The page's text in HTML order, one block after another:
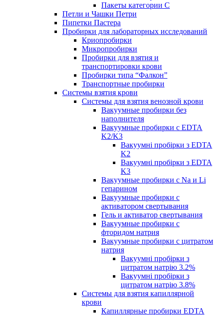
Пакеты категории C
Петли и Чашки Петри
Пипетки Пастера
Пробирки для лабораторных исследований
Криопробирки
Микропробирки
Пробирки для взятия и
транспортировки крови
Пробирки типа “Фалкон”
Транспортные пробирки
Системы взятия крови
Системы для взятия венозной крови
Вакуумные пробирки без
наполнителя
Вакуумные пробирки с EDTA
K2/K3
Вакуумні пробірки з EDTA
K2
Вакуумні пробірки з EDTA
K3
Вакуумные пробирки с Na и Li
гепарином
Вакуумные пробирки с
активатором свертывания
Гель и активатор свертывания
Вакуумные пробирки с
фторидом натрия
Вакуумные пробирки с цитратом
натрия
Вакуумні пробірки з
цитратом натрію 3.2%
Вакуумні пробірки з
цитратом натрію 3.8%
Системы для взятия капиллярной
крови
Капиллярные пробирки EDTA